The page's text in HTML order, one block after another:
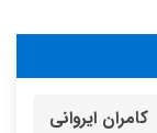
کامران ایروانی